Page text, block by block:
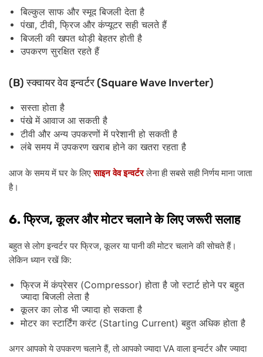
बिल्कुल साफ और स्मूद बिजली देता है
पंखा,टीवी,फ्रिज और कंप्यूटर सही चलते हैं
बिजली की खपत थोड़ी बेहतर होती है
उपकरण सुरक्षित रहते हैं
(B)स्क्वायर वेव इन्वर्टर (Square Wave Inverter)
सस्ता होता है
पंखे में आवाज आ सकती है
टीवी और अन्य उपकरणों में परेशानी हो सकती है
लंबे समय में उपकरण खराब होने का खतरा रहता है
आज के समय में घर के लिए साइन वेव इन्वर्टर लेना ही सबसे सही निर्णय माना जाता
है।
6.फ्रिज,कूलर और मोटर चलाने के लिए जरूरी सलाह
बहुत से लोग इन्वर्टर पर फ्रिज,कूलर या पानी की मोटर चलाने की सोचते हैं।
लेकिन ध्यान रखें कि:
फ्रिज में कंप्रेसर (Compressor)होता है जो स्टार्ट होने पर बहुत
ज्यादा बिजली लेता है
कूलर का लोड भी ज्यादा हो सकता है
मोटर का स्टार्टिंग करंट(Starting Current)बहुत अधिक होता है
अगर आपको ये उपकरण चलाने हैं,तो आपको ज्यादाVAवाला इन्वर्टर और ज्यादा